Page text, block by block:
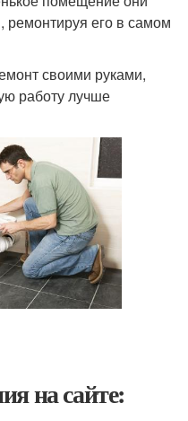
ремонтируя его в самом
своими руками,
работу лучше
на сайте: